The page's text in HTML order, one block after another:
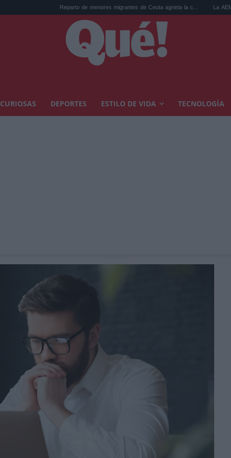
Reparto de menores migrantes de Ceuta agrieta la c... La AEMET prepara una
CURIOSAS DEPORTES ESTILO DE VIDA TECNOLOGÍA